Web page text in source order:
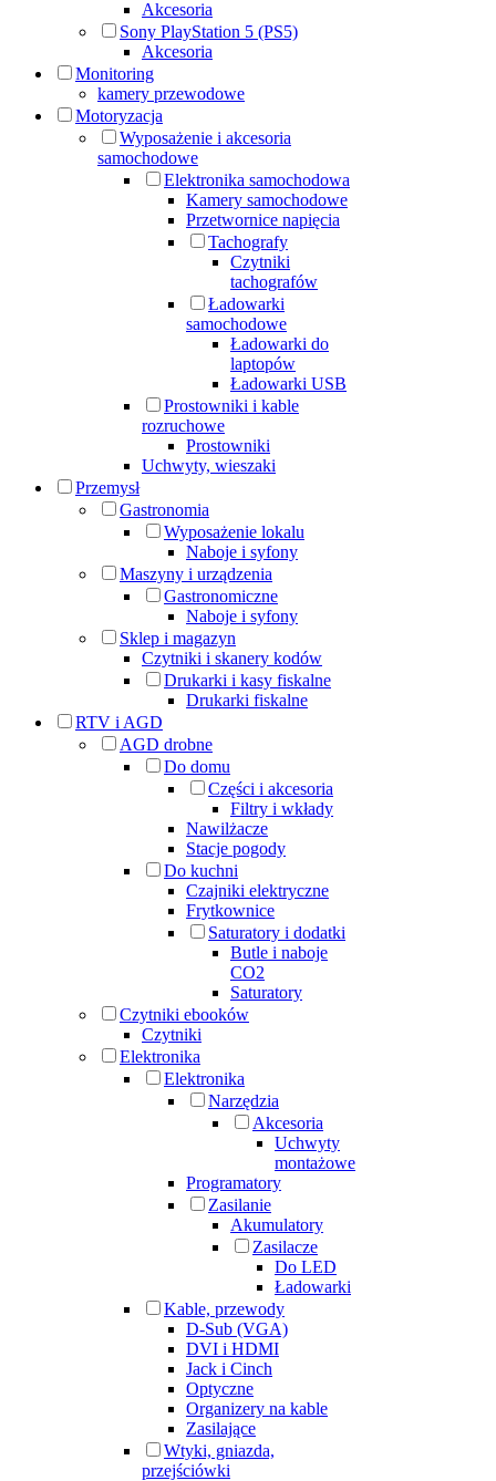
Akcesoria
Sony PlayStation 5 (PS5)
Akcesoria
Monitoring
kamery przewodowe
Motoryzacja
Wyposażenie i akcesoria
samochodowe
Elektronika samochodowa
Kamery samochodowe
Przetwornice napięcia
Tachografy
Czytniki
tachografów
Ładowarki
samochodowe
Ładowarki do
laptopów
Ładowarki USB
Prostowniki i kable
rozruchowe
Prostowniki
Uchwyty, wieszaki
Przemysł
Gastronomia
Wyposażenie lokalu
Naboje i syfony
Maszyny i urządzenia
Gastronomiczne
Naboje i syfony
Sklep i magazyn
Czytniki i skanery kodów
Drukarki i kasy fiskalne
Drukarki fiskalne
RTV i AGD
AGD drobne
Do domu
Części i akcesoria
Filtry i wkłady
Nawilżacze
Stacje pogody
Do kuchni
Czajniki elektryczne
Frytkownice
Saturatory i dodatki
Butle i naboje
CO2
Saturatory
Czytniki ebooków
Czytniki
Elektronika
Elektronika
Narzędzia
Akcesoria
Uchwyty
montażowe
Programatory
Zasilanie
Akumulatory
Zasilacze
Do LED
Ładowarki
Kable, przewody
D-Sub (VGA)
DVI i HDMI
Jack i Cinch
Optyczne
Organizery na kable
Zasilające
Wtyki, gniazda,
przejściówki